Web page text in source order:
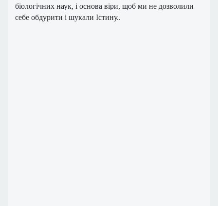
біологічних наук, і основа віри, щоб ми не дозволили
себе обдурити і шукали Істину..